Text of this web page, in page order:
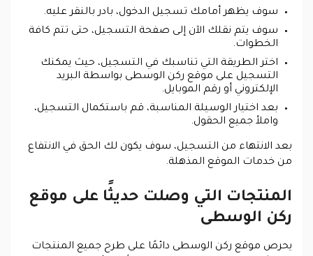
سوف يظهر أمامك تسجيل الدخول، بادر بالنقر عليه.
سوف يتم نقلك الآن إلى صفحة التسجيل، حتى تتم كافة
الخطوات.
اختر الطريقة التي تناسبك في التسجيل، حيث يمكنك
التسجيل على موقع ركن الوسطى بواسطة البريد
الإلكتروني أو رقم الموبايل.
بعد اختيار الوسيلة المناسبة، قم باستكمال التسجيل،
واملأ جميع الحقول.
بعد الانتهاء من التسجيل، سوف يكون لك الحق في الانتفاع
من خدمات الموقع المذهلة.
المنتجات التي وصلت حديثًا على موقع
ركن الوسطى
يحرص موقع ركن الوسطى دائمًا على طرح جميع المنتجات